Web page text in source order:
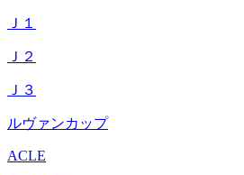
Ｊ１
Ｊ２
Ｊ３
ルヴァンカップ
ACLE